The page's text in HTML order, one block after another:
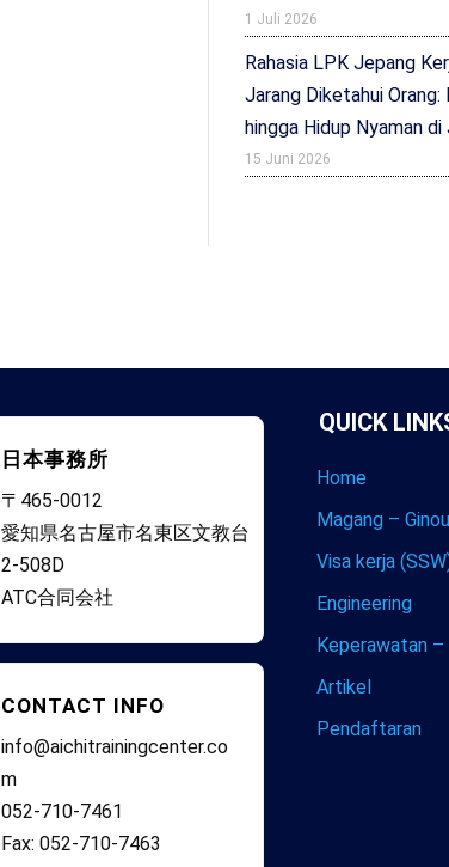
1 Juli 2026
Rahasia LPK Jepang
Jarang Diketahui Orang:
hingga Hidup Nyaman di
15 Juni 2026
日本事務所
〒465-0012
愛知県名古屋市名東区文教台
2-508D
ATC合同会社
CONTACT INFO
info@aichitrainingcenter.co
m
052-710-7461
Fax: 052-710-7463
QUICK
Home
Magang –
Visa kerja
Engineering
Keperawatan –
Artikel
Pendaftaran